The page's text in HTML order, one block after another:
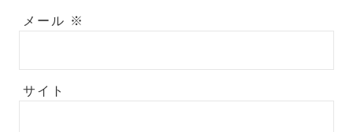
メール ※
サイト